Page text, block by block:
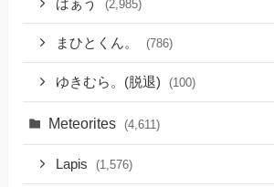
ばぁう (2,985)
まひとくん。 (786)
ゆきむら。(脱退) (100)
Meteorites (4,611)
Lapis (1,576)